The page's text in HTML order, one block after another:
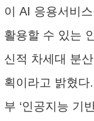
이 AI 응용서비
활용할 수 있는
신적 차세대 분
획이라고 밝혔다
부 ‘인공지능 기